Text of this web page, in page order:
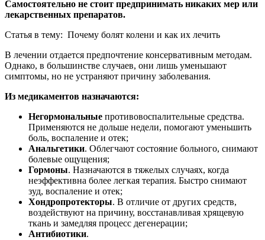
Самостоятельно не стоит предпринимать никаких мер или
лекарственных препаратов.
Статья в тему: Почему болят колени и как их лечить
В лечении отдается предпочтение консервативным методам.
Однако, в большинстве случаев, они лишь уменьшают
симптомы, но не устраняют причину заболевания.
Из медикаментов назначаются:
Негормональные противовоспалительные средства.
Применяются не дольше недели, помогают уменьшить
боль, воспаление и отек;
Анальгетики. Облегчают состояние больного, снимают
болевые ощущения;
Гормоны. Назначаются в тяжелых случаях, когда
неэффективна более легкая терапия. Быстро снимают
зуд, воспаление и отек;
Хондропротекторы. В отличие от других средств,
воздействуют на причину, восстанавливая хрящевую
ткань и замедляя процесс дегенерации;
Антибиотики.